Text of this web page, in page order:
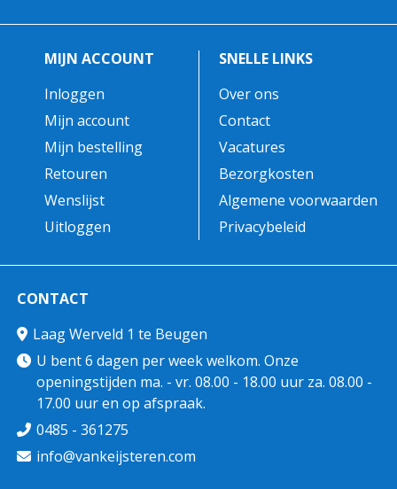
MIJN ACCOUNT
Inloggen
Mijn account
Mijn bestelling
Retouren
Wenslijst
Uitloggen
SNELLE LINKS
Over ons
Contact
Vacatures
Bezorgkosten
Algemene voorwaarden
Privacybeleid
CONTACT
Laag Werveld 1 te Beugen
U bent 6 dagen per week welkom. Onze
openingstijden ma. - vr. 08.00 - 18.00 uur za. 08.00 -
17.00 uur en op afspraak.
0485 - 361275
info@vankeijsteren.com